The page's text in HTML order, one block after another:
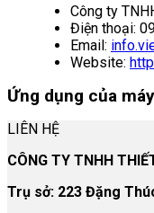
Công ty
Điện thoại:
Email:
Website:
Ứng dụng của
LIÊN HỆ
CÔNG TY TNHH
Trụ sở: 223 Đặng